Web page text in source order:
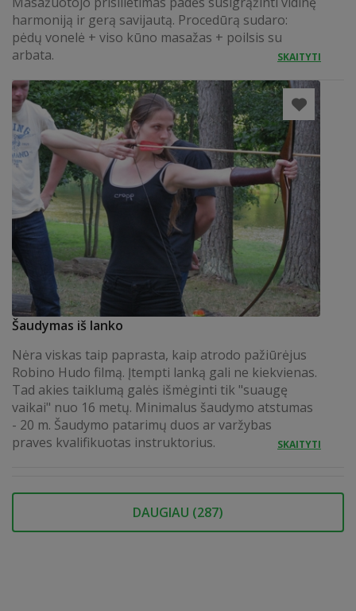
harmoniją ir gerą savijautą. Procedūrą sudaro:
pėdų vonelė + viso kūno masažas + poilsis su
arbata.
SKAITYTI
Šaudymas iš lanko
Nėra viskas taip paprasta, kaip atrodo pažiūrėjus
Robino Hudo filmą. Įtempti lanką gali ne kiekvienas.
Tad akies taiklumą galės išmėginti tik "suaugę
vaikai" nuo 16 metų. Minimalus šaudymo atstumas
- 20 m. Šaudymo patarimų duos ar varžybas
praves kvalifikuotas instruktorius.
SKAITYTI
DAUGIAU (287)